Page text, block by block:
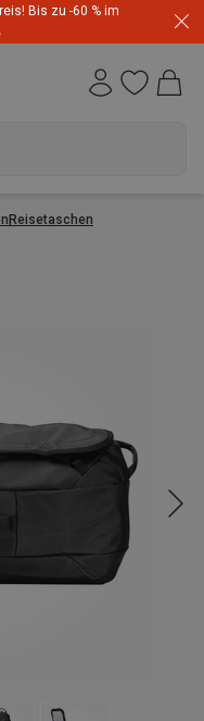
Bis zu -60 % im
Reisetaschen